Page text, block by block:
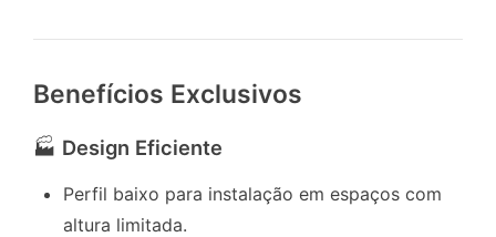
Benefícios Exclusivos
🏭 Design Eficiente
Perfil baixo para instalação em espaços com
altura limitada.